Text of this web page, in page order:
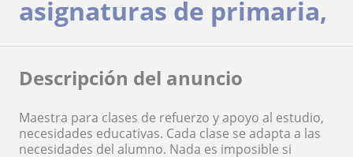
asignaturas de primaria,
Descripción del anuncio
Maestra para clases de refuerzo y apoyo al estudio,
necesidades educativas. Cada clase se adapta a las
necesidades del alumno. Nada es imposible si